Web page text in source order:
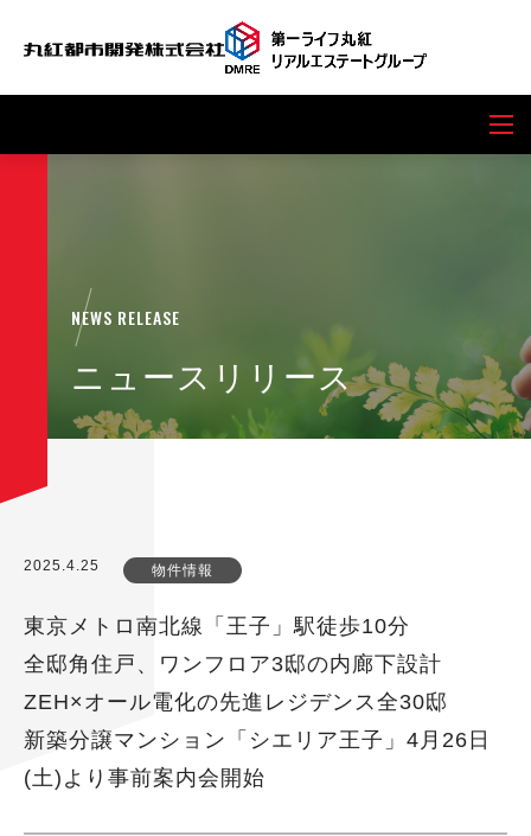
NEWS RELEASE
ニュースリリース
2025.4.25 物件情報
東京メトロ南北線「王子」駅徒歩10分
全邸角住戸、ワンフロア3邸の内廊下設計
ZEH×オール電化の先進レジデンス全30邸
新築分譲マンション「シエリア王子」4月26日
(土)より事前案内会開始